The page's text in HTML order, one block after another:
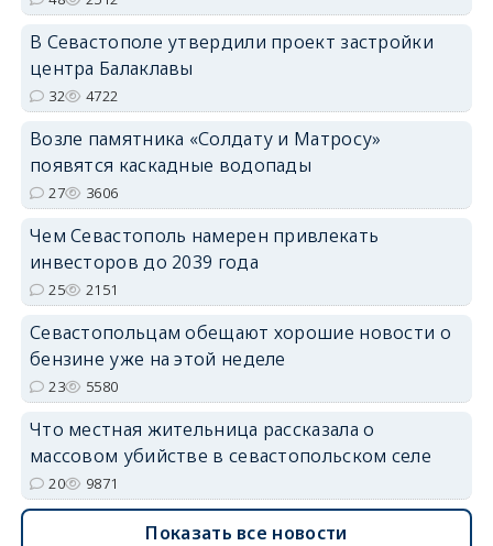
В Севастополе утвердили проект застройки
центра Балаклавы
32 4722
Возле памятника «Солдату и Матросу»
появятся каскадные водопады
27 3606
Чем Севастополь намерен привлекать
инвесторов до 2039 года
25 2151
Севастопольцам обещают хорошие новости о
бензине уже на этой неделе
23 5580
Что местная жительница рассказала о
массовом убийстве в севастопольском селе
20 9871
Показать все новости